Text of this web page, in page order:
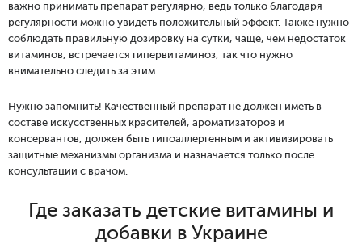
важно принимать препарат регулярно, ведь только благодаря
регулярности можно увидеть положительный эффект. Также нужно
соблюдать правильную дозировку на сутки, чаще, чем недостаток
витаминов, встречается гипервитаминоз, так что нужно
внимательно следить за этим.
Нужно запомнить! Качественный препарат не должен иметь в
составе искусственных красителей, ароматизаторов и
консервантов, должен быть гипоаллергенным и активизировать
защитные механизмы организма и назначается только после
консультации с врачом.
Где заказать детские витамины и
добавки в Украине